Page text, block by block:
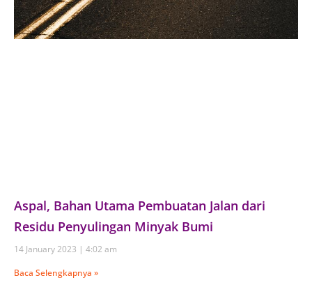
Aspal, Bahan Utama Pembuatan Jalan dari
Residu Penyulingan Minyak Bumi
14 January 2023
4:02 am
Baca Selengkapnya »